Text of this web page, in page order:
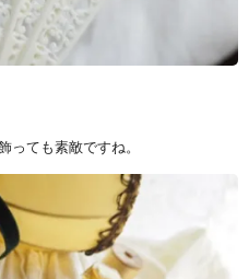
っても素敵ですね。